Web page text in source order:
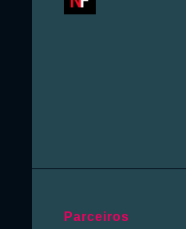
Parceiros